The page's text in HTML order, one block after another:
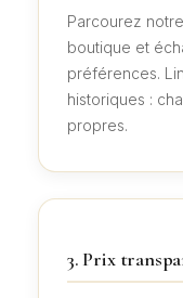
Parcourez
boutique et
préférences.
historiques :
propres.
3. Prix